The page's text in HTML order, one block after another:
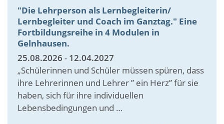
"Die Lehrperson als Lernbegleiterin/
Lernbegleiter und Coach im Ganztag." Eine
Fortbildungsreihe in 4 Modulen in
Gelnhausen.
25.08.2026 - 12.04.2027
„Schülerinnen und Schüler müssen spüren, dass
ihre Lehrerinnen und Lehrer ” ein Herz” für sie
haben, sich für ihre individuellen
Lebensbedingungen und …